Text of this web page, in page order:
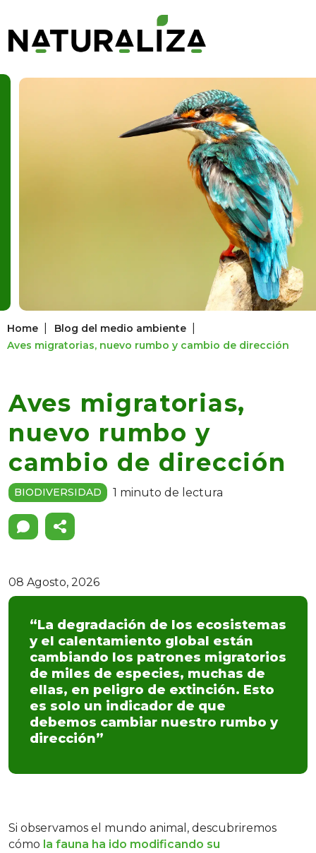
Home Blog del medio ambiente
Aves migratorias, nuevo rumbo y cambio de dirección
Aves migratorias,
nuevo rumbo y
cambio de dirección
BIODIVERSIDAD 1 minuto de lectura
08 Agosto, 2026
“La degradación de los ecosistemas
y el calentamiento global están
cambiando los patrones migratorios
de miles de especies, muchas de
ellas, en peligro de extinción. Esto
es solo un indicador de que
debemos cambiar nuestro rumbo y
dirección”
Si observamos el mundo animal, descubriremos
cómo la fauna ha ido modificando su